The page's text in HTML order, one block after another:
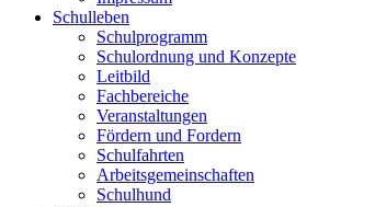
Schulleben
Schulprogramm
Schulordnung und Konzepte
Leitbild
Fachbereiche
Veranstaltungen
Fördern und Fordern
Schulfahrten
Arbeitsgemeinschaften
Schulhund